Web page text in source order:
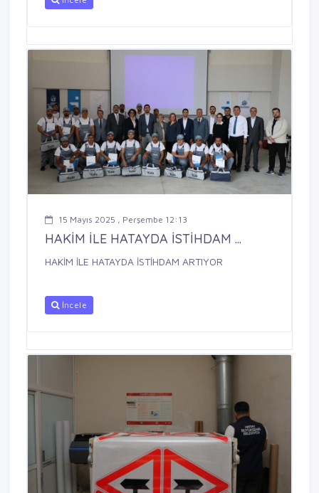
15 Mayıs 2025 , Perşembe 12:13
HAKİM İLE HATAYDA İSTİHDAM ...
HAKİM İLE HATAYDA İSTİHDAM ARTIYOR
İncele